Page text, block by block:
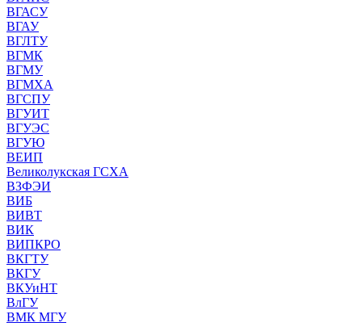
ВГАСУ
ВГАУ
ВГЛТУ
ВГМК
ВГМУ
ВГМХА
ВГСПУ
ВГУИТ
ВГУЭС
ВГУЮ
ВЕИП
Великолукская ГСХА
ВЗФЭИ
ВИБ
ВИВТ
ВИК
ВИПКРО
ВКГТУ
ВКГУ
ВКУиНТ
ВлГУ
ВМК МГУ